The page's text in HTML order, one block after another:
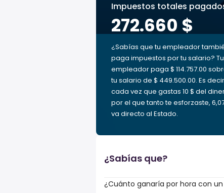
Impuestos totales
272.660 $
¿Sabías que tu empleador
paga impuestos por tu salario? Tu
empleador paga $ 114.757.00
tu salario de $ 449.500.00. Es
cada vez que gastas 10 $ del
por el que tanto te esforzaste,
va directo al Estado.
¿Sabías que?
¿Cuánto ganaría por hora con